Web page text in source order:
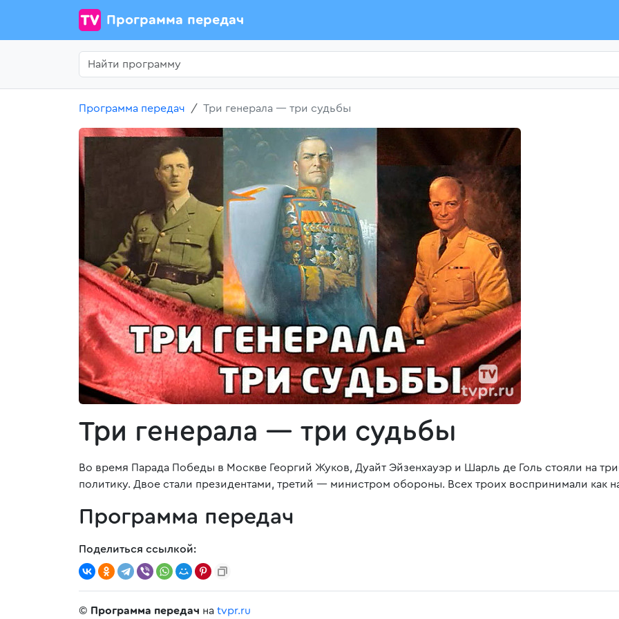
Программа передач
Программа передач Три генерала — три судьбы
Три генерала — три судьбы
Во время Парада Победы в Москве Георгий Жуков, Дуайт Эйзенхауэр и Шарль де Голь стояли на
политику. Двое стали президентами, третий — министром обороны. Всех троих воспринимали как
Программа передач
Поделиться ссылкой:
© Программа передач на tvpr.ru